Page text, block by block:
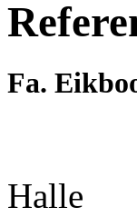
Fa.
Halle